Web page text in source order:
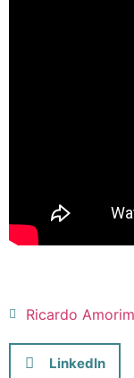
Ricardo Amorim
LinkedIn